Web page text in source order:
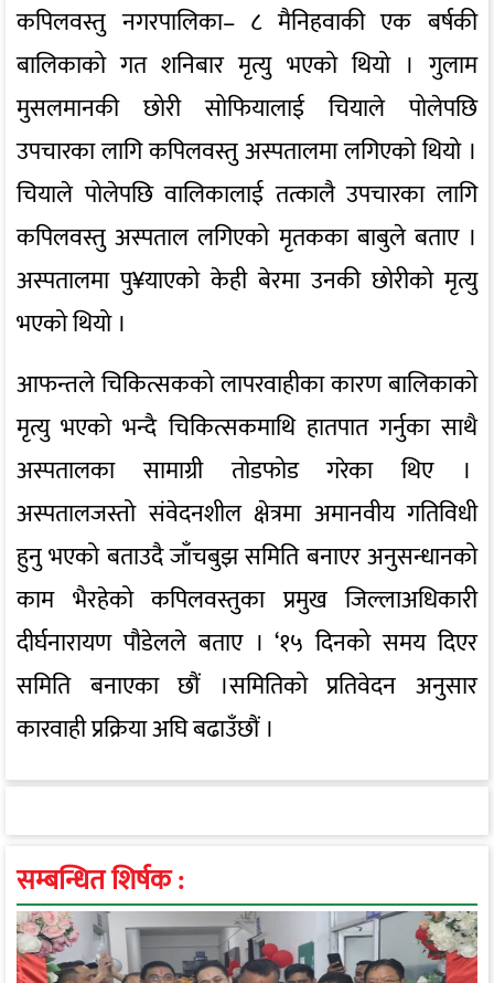
कपिलवस्तु नगरपालिका– ८ मैनिहवाकी एक बर्षकी
बालिकाको गत शनिबार मृत्यु भएको थियो । गुलाम
मुसलमानकी छोरी सोफियालाई चियाले पोलेपछि
उपचारका लागि कपिलवस्तु अस्पतालमा लगिएको थियो ।
चियाले पोलेपछि वालिकालाई तत्कालै उपचारका लागि
कपिलवस्तु अस्पताल लगिएको मृतकका बाबुले बताए ।
अस्पतालमा पु¥याएको केही बेरमा उनकी छोरीको मृत्यु
भएको थियो ।
आफन्तले चिकित्सकको लापरवाहीका कारण बालिकाको
मृत्यु भएको भन्दै चिकित्सकमाथि हातपात गर्नुका साथै
अस्पतालका सामाग्री तोडफोड गरेका थिए ।
अस्पतालजस्तो संवेदनशील क्षेत्रमा अमानवीय गतिविधी
हुनु भएको बताउदै जाँचबुझ समिति बनाएर अनुसन्धानको
काम भैरहेको कपिलवस्तुका प्रमुख जिल्लाअधिकारी
दीर्घनारायण पौडेलले बताए । ‘१५ दिनको समय दिएर
समिति बनाएका छौं ।समितिको प्रतिवेदन अनुसार
कारवाही प्रक्रिया अघि बढाउँछौं ।
सम्बन्धित शिर्षक :